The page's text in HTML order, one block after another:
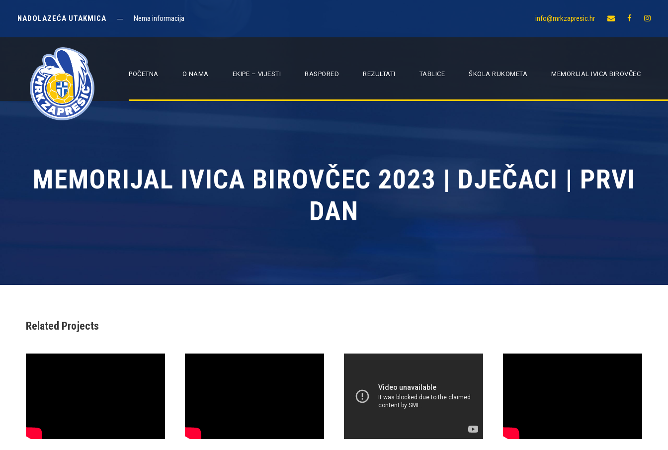
NADOLAZEĆA UTAKMICA Nema informacija info@mrkzapresic.hr
POČETNA O NAMA EKIPE – VIJESTI RASPORED REZULTATI TABLICE ŠKOLA RUKOMETA MEMORIJAL IVICA BIROVČEC
MEMORIJAL IVICA BIROVČEC 2023 | DJEČACI | PRVI
DAN
Related Projects